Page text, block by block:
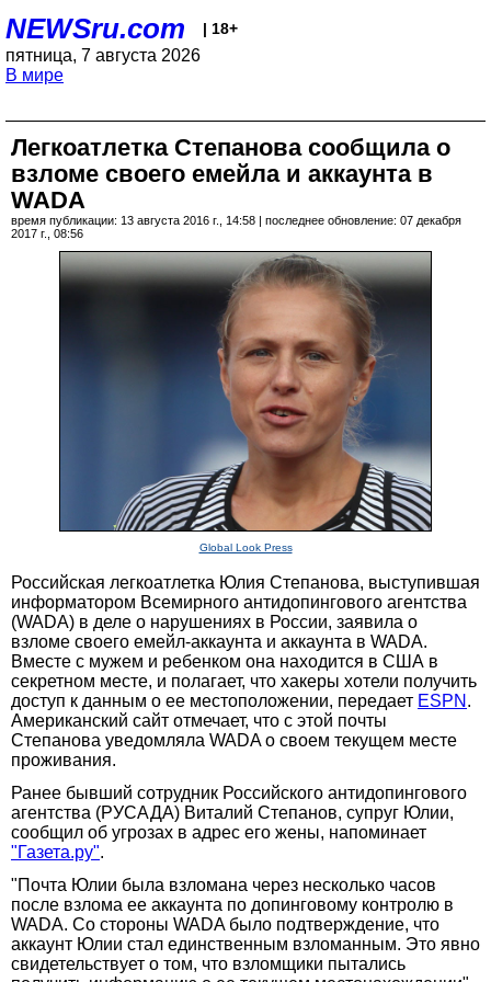
NEWSru.com | 18+
пятница, 7 августа 2026
В мире
Легкоатлетка Степанова сообщила о
взломе своего емейла и аккаунта в
WADA
время публикации: 13 августа 2016 г., 14:58 | последнее обновление: 07 декабря
2017 г., 08:56
Global Look Press
Российская легкоатлетка Юлия Степанова, выступившая
информатором Всемирного антидопингового агентства
(WADA) в деле о нарушениях в России, заявила о
взломе своего емейл-аккаунта и аккаунта в WADA.
Вместе с мужем и ребенком она находится в США в
секретном месте, и полагает, что хакеры хотели получить
доступ к данным о ее местоположении, передает ESPN .
Американский сайт отмечает, что с этой почты
Степанова уведомляла WADA о своем текущем месте
проживания.
Ранее бывший сотрудник Российского антидопингового
агентства (РУСАДА) Виталий Степанов, супруг Юлии,
cообщил об угрозах в адрес его жены, напоминает
"Газета.ру".
"Почта Юлии была взломана через несколько часов
после взлома ее аккаунта по допинговому контролю в
WADA. Со стороны WADA было подтверждение, что
аккаунт Юлии стал единственным взломанным. Это явно
свидетельствует о том, что взломщики пытались